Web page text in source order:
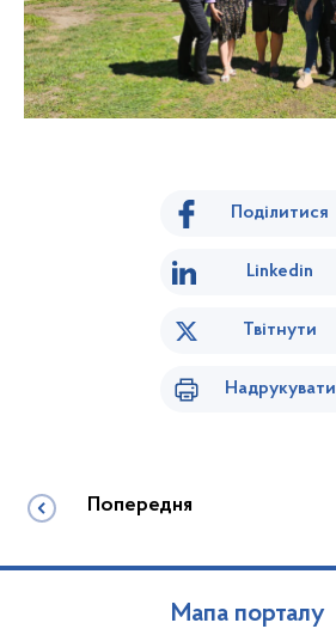
Поділитися
Linkedin
Твітнути
Надрукувати
Попередня
Мапа порталу